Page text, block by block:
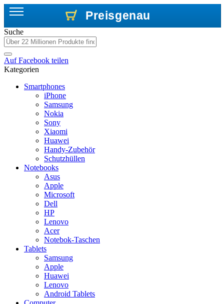
Preisgenau
Preisgenau
Preisgenau
Suche
AufFacebook teilen
Kategorien
Smartphones
iPhone
Samsung
Nokia
Sony
Xiaomi
Huawei
Handy-Zubehör
Schutzhüllen
Notebooks
Asus
Apple
Microsoft
Dell
HP
Lenovo
Acer
Notebok-Taschen
Tablets
Samsung
Apple
Huawei
Lenovo
Android Tablets